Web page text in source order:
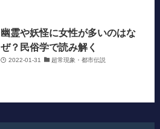
幽霊や妖怪に女性が多いのはな
ぜ？民俗学で読み解く
2022-01-31 超常現象・都市伝説